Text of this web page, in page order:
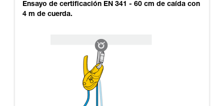
Ensayo de certificación EN 341 - 60 cm de caída con
4 m de cuerda.